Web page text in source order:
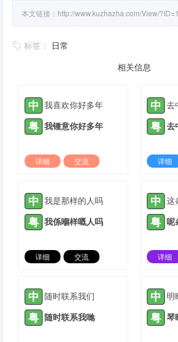
本文链接： http://www.kuzhazha.com/View/
标签： 日常
相关信息
中 我喜欢你好多年
粤 我锺意你好多年
详细
交流
中 去
粤 去
详细
中 我是那样的人吗
粤 我係嗰样嘅人吗
详细
交流
中
粤 呢
详细
中 随时联系我们
粤 随时联系我哋
中 明
粤 琴